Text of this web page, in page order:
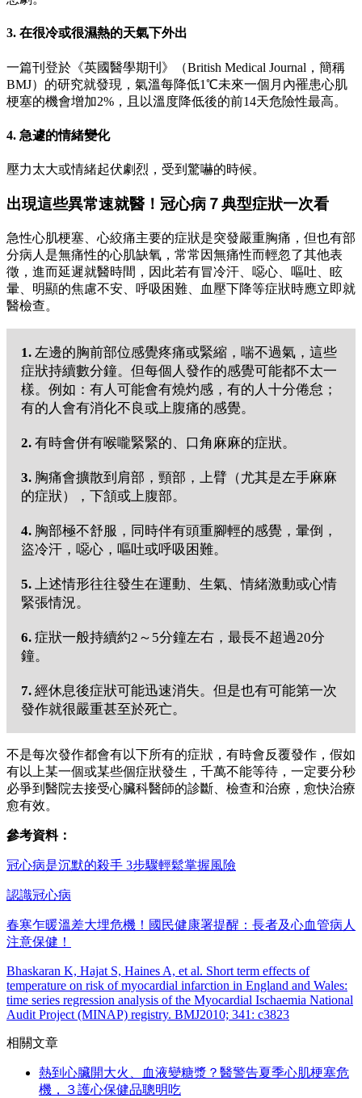
3. 在很冷或很濕熱的天氣下外出
一篇刊登於《英國醫學期刊》（British Medical Journal，簡稱
BMJ）的研究就發現，氣溫每降低1℃未來一個月內罹患心肌
梗塞的機會增加2%，且以溫度降低後的前14天危險性最高。
4. 急遽的情緒變化
壓力太大或情緒起伏劇烈，受到驚嚇的時候。
出現這些異常速就醫！冠心病７典型症狀一次看
急性心肌梗塞、心絞痛主要的症狀是突發嚴重胸痛，但也有部
分病人是無痛性的心肌缺氧，常常因無痛性而輕忽了其他表
徵，進而延遲就醫時間，因此若有冒冷汗、噁心、嘔吐、眩
暈、明顯的焦慮不安、呼吸困難、血壓下降等症狀時應立即就
醫檢查。
1. 左邊的胸前部位感覺疼痛或緊縮，喘不過氣，這些
症狀持續數分鐘。但每個人發作的感覺可能都不太一
樣。例如：有人可能會有燒灼感，有的人十分倦怠；
有的人會有消化不良或上腹痛的感覺。
2. 有時會併有喉嚨緊緊的、口角麻麻的症狀。
3. 胸痛會擴散到肩部，頸部，上臂（尤其是左手麻麻
的症狀），下頷或上腹部。
4. 胸部極不舒服，同時伴有頭重腳輕的感覺，暈倒，
盜冷汗，噁心，嘔吐或呼吸困難。
5.
上述情形往往發生在運動、生氣、情緒激動或心情
緊張情況。
6. 症狀一般持續約2～5分鐘左右，最長不超過20分
鐘。
7. 經休息後症狀可能迅速消失。但是也有可能第一次
發作就很嚴重甚至於死亡。
不是每次發作都會有以下所有的症狀，有時會反覆發作，假如
有以上某一個或某些個症狀發生，千萬不能等待，一定要分秒
必爭到醫院去接受心臟科醫師的診斷、檢查和治療，愈快治療
愈有效。
參考資料：
冠心病是沉默的殺手 3步驟輕鬆掌握風險
認識冠心病
春寒乍暖溫差大埋危機！國民健康署提醒：長者及心血管病人
注意保健！
Bhaskaran K, Hajat S, Haines A, et al. Short term effects of
temperature on risk of myocardial infarction in England and Wales:
time series regression analysis of the Myocardial Ischaemia National
Audit Project (MINAP) registry. BMJ2010; 341: c3823
相關文章
熱到心臟開大火、血液變糖漿？醫警告夏季心肌梗塞危
機，３護心保健品聰明吃